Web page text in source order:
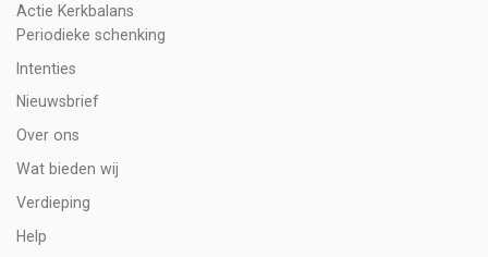
Actie Kerkbalans
Periodieke schenking
Intenties
Nieuwsbrief
Over ons
Wat bieden wij
Verdieping
Help